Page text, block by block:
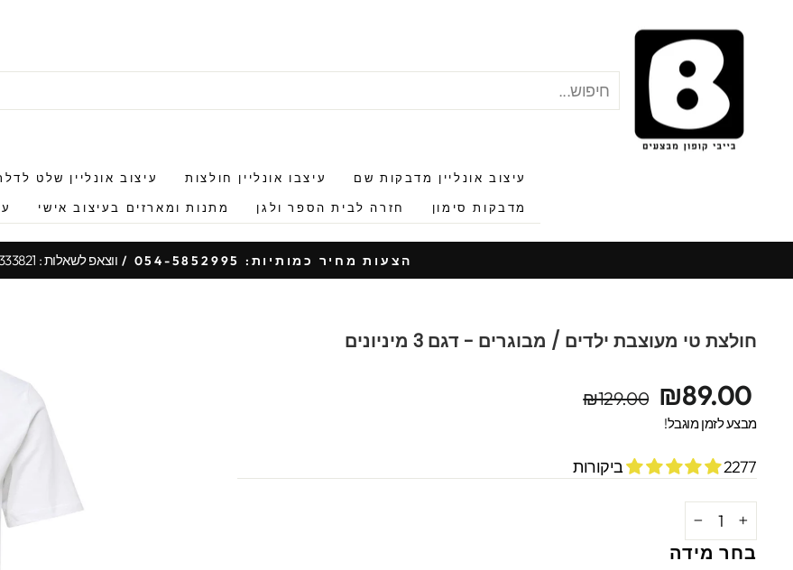
עיצוב אונליין מדבקות שם עיצבו אונליין חולצות עיצוב אונליין שלט
מדבקות סימון חזרה לבית הספר ולגן מתנות ומארזים בעיצוב אישי
עצור
הצעות מחיר כמותיות: 054-5852995 / ווצאפ לשאלות : 050-3333821
חולצת טי מעוצבת ילדים / מבוגרים - דגם 3 מיניונים
מחיר
מקורי
מחיר
מבצע
₪89.00
₪129.00
מבצע לזמן מוגבל!
2277 ביקורות
+
בחר מידה